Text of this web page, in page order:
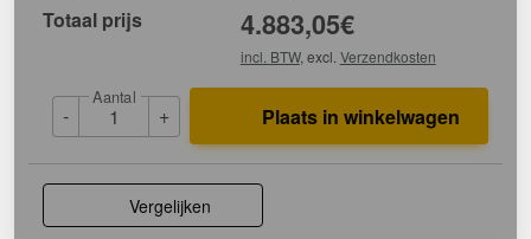
Totaal prijs
4.883,05€
incl. BTW, excl. Verzendkosten
-
Aantal
+ Plaats in winkelwagen
Vergelijken